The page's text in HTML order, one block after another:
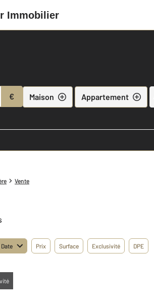
Immobilier
€ Maison Appartement
Vente
Date Prix Surface Exclusivité DPE